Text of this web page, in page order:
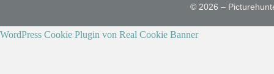
© 2026 –
WordPress Cookie Plugin von Real Cookie Banner